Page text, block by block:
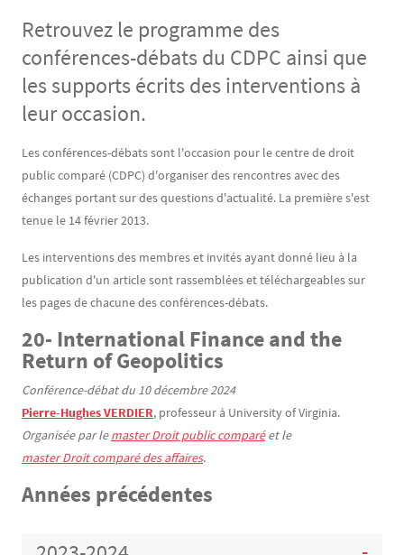
Retrouvez le programme des
conférences-débats du CDPC ainsi que
les supports écrits des interventions à
leur occasion.
Contenu
Texte
Les conférences-débats sont l'occasion pour le centre de droit
public comparé (CDPC) d'organiser des rencontres avec des
échanges portant sur des questions d'actualité. La première s'est
tenue le 14 février 2013.
Les interventions des membres et invités ayant donné lieu à la
publication d'un article sont rassemblées et téléchargeables sur
les pages de chacune des conférences-débats.
20- International Finance and the
Return of Geopolitics
Conférence-débat du 10 décembre 2024
Pierre-Hughes VERDIER, professeur à University of Virginia.
Organisée par lemaster Droit public comparéet le
master Droit comparé des affaires.
Années précédentes